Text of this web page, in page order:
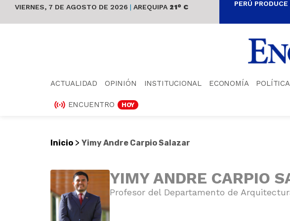
VIERNES, 7 DE AGOSTO DE 2026 | AREQUIPA 21° C PERÚ
ACTUALIDAD OPINIÓN INSTITUCIONAL ECONOMÍA POLÍTICA
ENCUENTRO HOY
Inicio > Yimy Andre Carpio Salazar
YIMY ANDRE CARPIO
Profesor del Departamento de